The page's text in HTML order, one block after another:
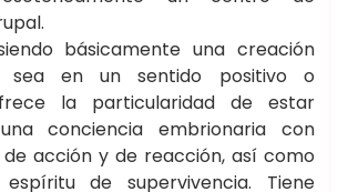
básicamente una creación
sea en un sentido positivo o
la particularidad de estar
conciencia embrionaria con
acción y de reacción, así como
de supervivencia. Tiene